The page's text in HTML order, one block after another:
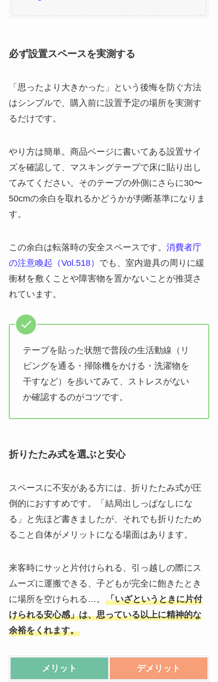
必ず設置スペースを実測する
「思ったより大きかった」という後悔を防ぐ方法
はシンプルで、購入前に設置予定の場所を実測す
るだけです。
やり方は簡単。商品ページに書いてある設置サイ
ズを確認して、マスキングテープで床に貼り出し
てみてください。そのテープの外側にさらに30〜
50cmの余白を取れるかどうかが判断基準になりま
す。
この余白は転落時の安全スペースです。 消費者庁
の注意喚起（Vol.518） でも、室内遊具の周りに緩
衝材を敷くことや障害物を置かないことが推奨さ
れています。
テープを貼った状態で普段の生活動線（リ
ビングを通る・掃除機をかける・洗濯物を
干すなど）を歩いてみて、ストレスがない
か確認するのがコツです。
折りたたみ式を選ぶと安心
スペースに不安がある方には、折りたたみ式が圧
倒的におすすめです。「結局出しっぱなしにな
る」と先ほど書きましたが、それでも折りたため
ること自体がメリットになる場面はあります。
来客時にサッと片付けられる、引っ越しの際にス
ムーズに運搬できる、子どもが完全に飽きたとき
に場所を空けられる…。 「いざというときに片付
けられる安心感」は、思っている以上に精神的な
余裕をくれます。
メリット デメリット